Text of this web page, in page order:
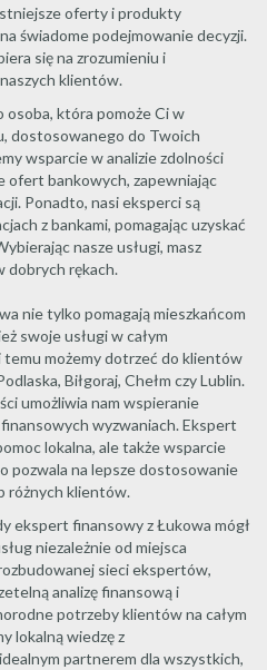
oferty i produkty
świadome podejmowanie decyzji.
się na zrozumieniu i
klientów.
która pomoże Ci w
dostosowanego do Twoich
wsparcie w analizie zdolności
ofert bankowych, zapewniając
Ponadto, nasi eksperci są
z bankami, pomagając uzyskać
nasze usługi, masz
dobrych rękach.
nie tylko pomagają mieszkańcom
swoje usługi w całym
możemy dotrzeć do klientów
Biłgoraj, Chełm czy Lublin.
umożliwia nam wspieranie
wyzwaniach. Ekspert
lokalna, ale także wsparcie
pozwala na lepsze dostosowanie
różnych klientów.
ekspert finansowy z Łukowa mógł
niezależnie od miejsca
sieci ekspertów,
analizę finansową i
potrzeby klientów na całym
lokalną wiedzę z
partnerem dla wszystkich,